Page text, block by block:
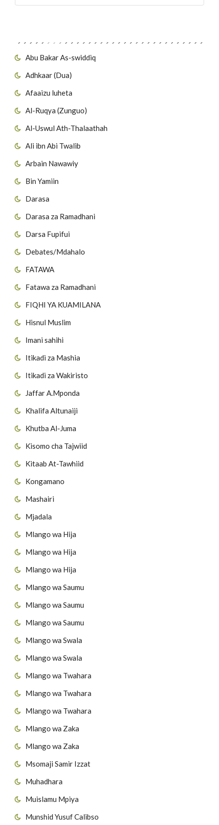
Abu Bakar As-swiddiq
Adhkaar (Dua)
Afaaizu luheta
Al-Ruqya (Zunguo)
Al-Uswul Ath-Thalaathah
Ali ibn Abi Twalib
Arbain Nawawiy
Bin Yamiin
Darasa
Darasa za Ramadhani
Darsa Fupifui
Debates/Mdahalo
FATAWA
Fatawa za Ramadhani
FIQHI YA KUAMILANA
Hisnul Muslim
Imani sahihi
Itikadi za Mashia
Itikadi za Wakiristo
Jaffar A.Mponda
Khalifa Altunaiji
Khutba Al-Juma
Kisomo cha Tajwiid
Kitaab At-Tawhiid
Kongamano
Mashairi
Mjadala
Mlango wa Hija
Mlango wa Hija
Mlango wa Hija
Mlango wa Saumu
Mlango wa Saumu
Mlango wa Saumu
Mlango wa Swala
Mlango wa Swala
Mlango wa Twahara
Mlango wa Twahara
Mlango wa Twahara
Mlango wa Zaka
Mlango wa Zaka
Msomaji Samir Izzat
Muhadhara
Muislamu Mpiya
Munshid Yusuf Calibso